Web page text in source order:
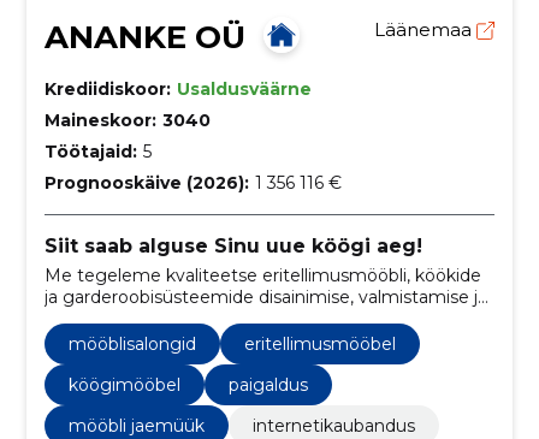
ANANKE OÜ Läänemaa
Krediidiskoor: Usaldusväärne
Maineskoor: 3040
Töötajaid: 5
Prognooskäive (2026): 1 356 116 €
Siit saab alguse Sinu uue köögi aeg!
Me tegeleme kvaliteetse eritellimusmööbli, köökide
ja garderoobisüsteemide disainimise, valmistamise ja
paigaldamisega, pakkudes personaalseid ja
funktsionaalseid sisekujunduslahendusi.
mööblisalongid
eritellimusmööbel
köögimööbel
paigaldus
mööbli jaemüük
internetikaubandus